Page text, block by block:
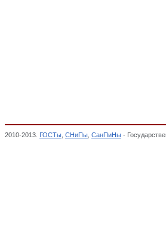
2010-2013. ГОСТы СНиПы СанПиНы -